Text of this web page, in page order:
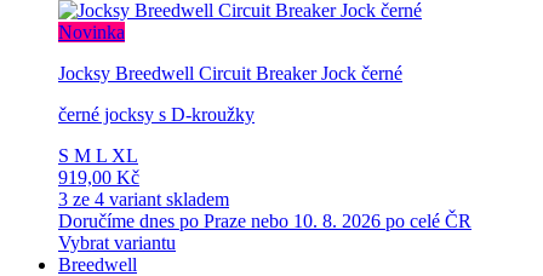
Novinka
Jocksy Breedwell Circuit Breaker Jock černé
černé jocksy s D-kroužky
S M L XL
919,00 Kč
3 ze 4 variant skladem
Doručíme dnes po Praze nebo 10. 8. 2026 po celé ČR
Vybrat variantu
Breedwell